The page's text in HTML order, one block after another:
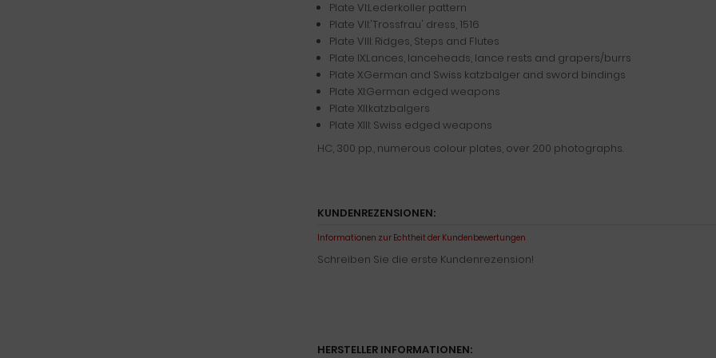
Plate VI:Lederkoller pattern
Plate VII:'Trossfrau' dress, 1516
Plate VIII: Ridges, Steps and Flutes
Plate IX:Lances, lanceheads, lance rests and grapers/burrs
Plate X:German and Swiss katzbalger and sword bindings
Plate XI:German edged weapons
Plate XII:katzbalgers
Plate XIII: Swiss edged weapons
HC, 300 pp., numerous colour plates, over 200 photographs.
KUNDENREZENSIONEN:
Informationen zur Echtheit der Kundenbewertungen
Schreiben Sie die erste Kundenrezension!
HERSTELLER INFORMATIONEN: